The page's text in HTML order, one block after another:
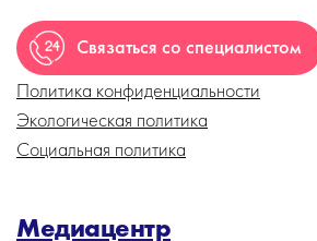
Связаться со специалистом
Политика конфиденциальности
Экологическая политика
Социальная политика
Медиацентр